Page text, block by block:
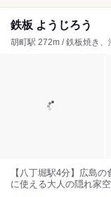
鉄板 ようじろう
胡町駅 272m / 鉄板焼き、
【八丁堀駅4分】広島
に使える大人の隠れ家